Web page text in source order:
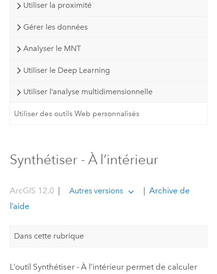
Utiliser la proximité
Gérer les données
Analyser le MNT
Utiliser le Deep Learning
Utiliser l’analyse multidimensionnelle
Utiliser des outils Web personnalisés
Synthétiser - À l’intérieur
ArcGIS 12.0 Autres versions
Archive de
l’aide
Dans cette rubrique
L’outil Synthétiser - À l’intérieur permet de calculer